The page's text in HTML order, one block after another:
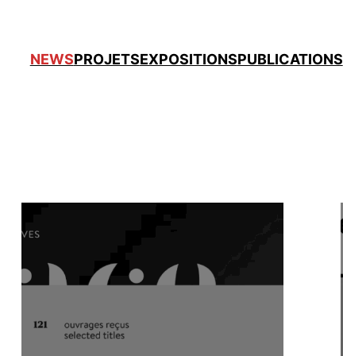
NEWSPROJETSEXPOSITIONSPUBLICATIONS